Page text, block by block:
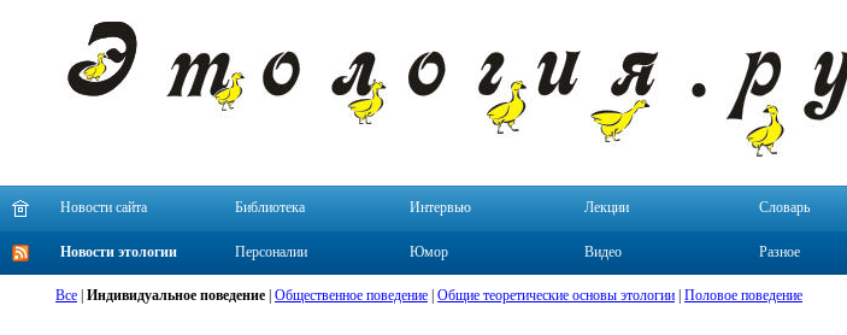
Новости сайта Библиотека Интервью Лекции Словарь
Новости этологии Персоналии Юмор Видео Разное
Все Индивидуальное поведение Общественное поведение Общие теоретические основы этологии Половое поведение